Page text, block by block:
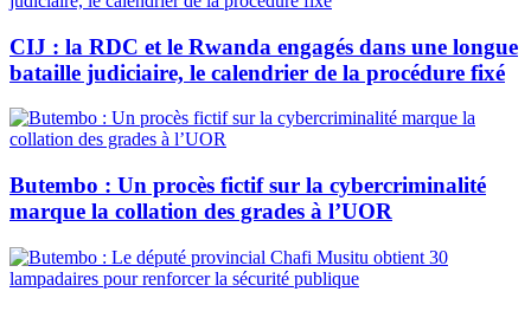
CIJ : la RDC et le Rwanda engagés dans une longue
bataille judiciaire, le calendrier de la procédure fixé
Butembo : Un procès fictif sur la cybercriminalité
marque la collation des grades à l’UOR